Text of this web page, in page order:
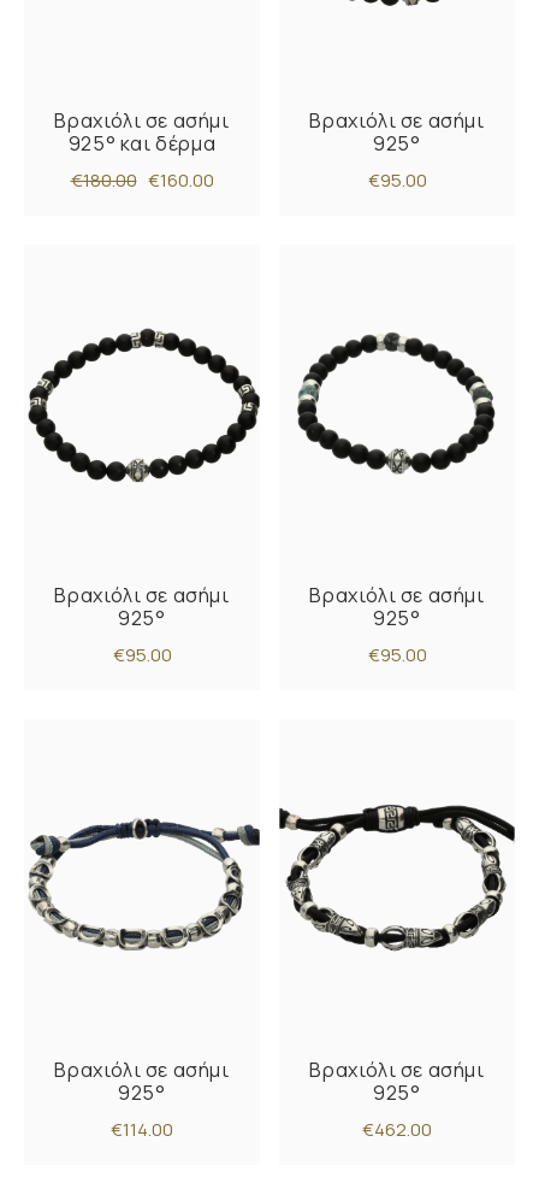
Βραχιόλι σε ασήμι
925° και δέρμα
€180.00 €160.00
Βραχιόλι σε ασήμι
925°
€95.00
Βραχιόλι σε ασήμι
925°
€95.00
Βραχιόλι σε ασήμι
925°
€95.00
Βραχιόλι σε ασήμι
925°
€114.00
Βραχιόλι σε ασήμι
925°
€462.00